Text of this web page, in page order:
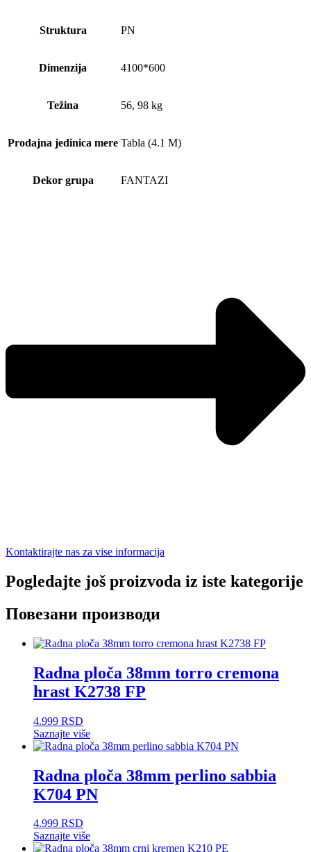
Struktura PN
Dimenzija 4100*600
Težina 56, 98 kg
Prodajna jedinica mere Tabla (4.1 M)
Dekor grupa FANTAZI
Kontaktirajte nas za vise informacija
Pogledajte još proizvoda iz iste kategorije
Повезани производи
Radna ploča 38mm torro cremona
hrast K2738 FP
4.999 RSD
Saznajte više
Radna ploča 38mm perlino sabbia
K704 PN
4.999 RSD
Saznajte više